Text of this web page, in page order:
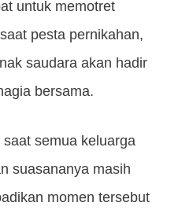
untuk memotret
pesta pernikahan,
saudara akan hadir
bersama.
semua keluarga
suasananya masih
momen tersebut